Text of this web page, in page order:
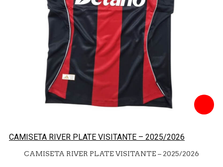
CAMISETA RIVER PLATE VISITANTE – 2025/2026
CAMISETA RIVER PLATE VISITANTE – 2025/2026